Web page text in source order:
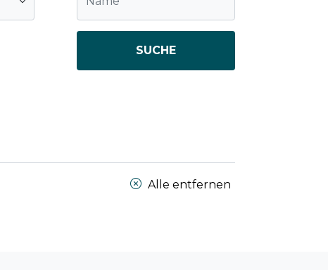
SUCHE
Alle entfernen